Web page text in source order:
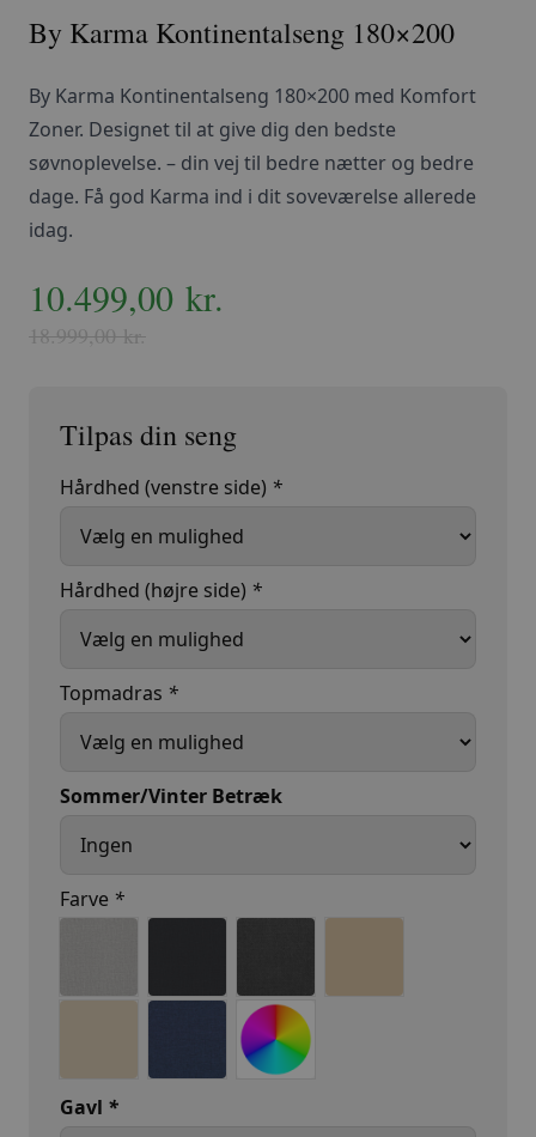
By Karma Kontinentalseng 180×200
18.999,00kr.
Den
oprindelige
var:
18.999,00 kr..
10.499,00 kr.
Den
aktuelle
er:
10.499,00 kr..
By Karma Kontinentalseng 180×200 med Komfort
Zoner. Designet til at give dig den bedste
søvnoplevelse. – din vej til bedre nætter og bedre
dage. Få god Karma ind i dit soveværelse allerede
idag.
Hårdhed (venstre side) *
Hårdhed (højre side) *
Topmadras *
Sommer/Vinter Betræk
Farve *
Gavl *